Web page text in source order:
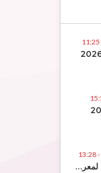
الدّورة الأولى لمعرض الصّناعات التّقلييديّة